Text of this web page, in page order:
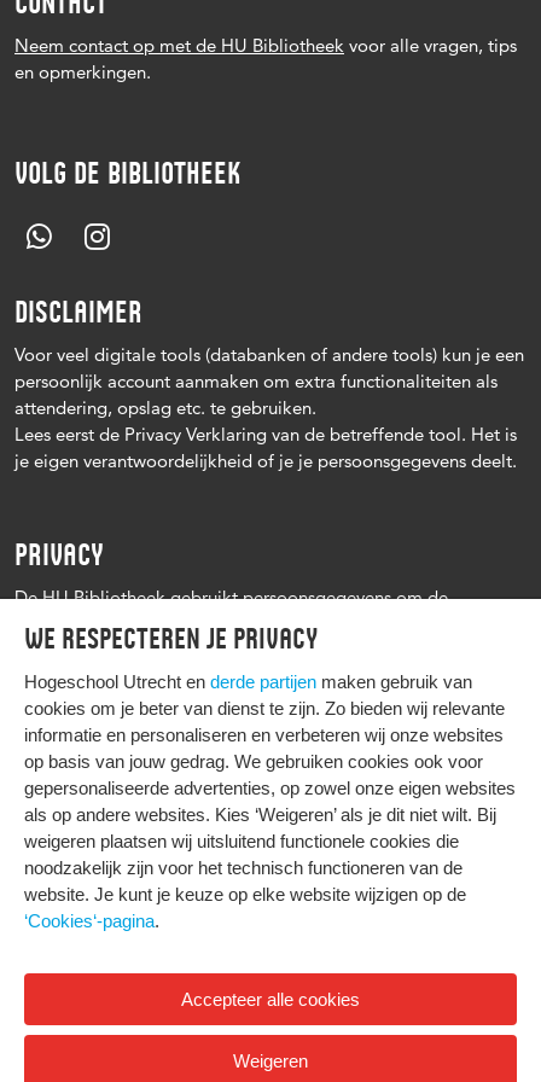
We respecteren je privacy
Hogeschool Utrecht en derde partijen maken gebruik van
cookies om je beter van dienst te zijn. Zo bieden wij relevante
informatie en personaliseren en verbeteren wij onze websites
op basis van jouw gedrag. We gebruiken cookies ook voor
gepersonaliseerde advertenties, op zowel onze eigen websites
als op andere websites. Kies ‘Weigeren’ als je dit niet wilt. Bij
weigeren plaatsen wij uitsluitend functionele cookies die
noodzakelijk zijn voor het technisch functioneren van de
website. Je kunt je keuze op elke website wijzigen op de
‘Cookies‘-pagina.
Accepteer alle cookies
Weigeren
Neem contact op met de HU Bibliotheek voor alle vragen, tips
en opmerkingen.
VOLG DE BIBLIOTHEEK
DISCLAIMER
Voor veel digitale tools (databanken of andere tools) kun je een
persoonlijk account aanmaken om extra functionaliteiten als
attendering, opslag etc. te gebruiken.
Lees eerst de Privacy Verklaring van de betreffende tool. Het is
je eigen verantwoordelijkheid of je je persoonsgegevens deelt.
PRIVACY
De HU Bibliotheek gebruikt persoonsgegevens om de
leenprocedure te kunnen uitvoeren, onder andere voor het
versturen van herinneringen en informatie over reserveringen.
Zie verder het Privacy statement Hogeschool Utrecht
HIER KOMT ALLES SAMEN
Privacy
Cookies